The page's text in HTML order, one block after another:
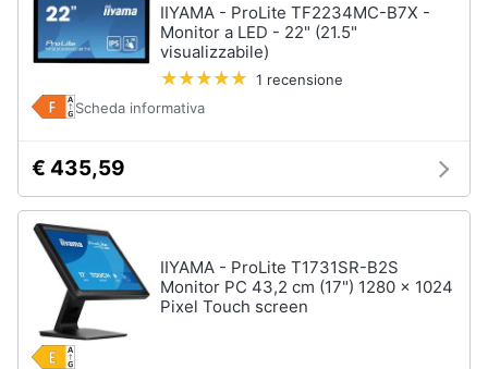
Servizi
clienti
Esci
tutti
Disk
Storage
Nas
Hard
Hard
disk
IIYAMA - ProLite TF2234MC-B7X -
Monitor a LED - 22" (21.5"
visualizzabile)
1 recensione
Scheda informativa
€ 435,59
IIYAMA - ProLite T1731SR-B2S
Monitor PC 43,2 cm (17") 1280 x 1024
Pixel Touch screen